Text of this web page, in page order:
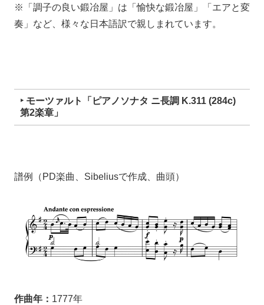
※「調子の良い鍛冶屋」は「愉快な鍛冶屋」「エアと変
奏」など、様々な日本語訳で親しまれています。
‣ モーツァルト「ピアノソナタ ニ長調 K.311 (284c)
第2楽章」
譜例（PD楽曲、Sibeliusで作成、曲頭）
作曲年： 1777年